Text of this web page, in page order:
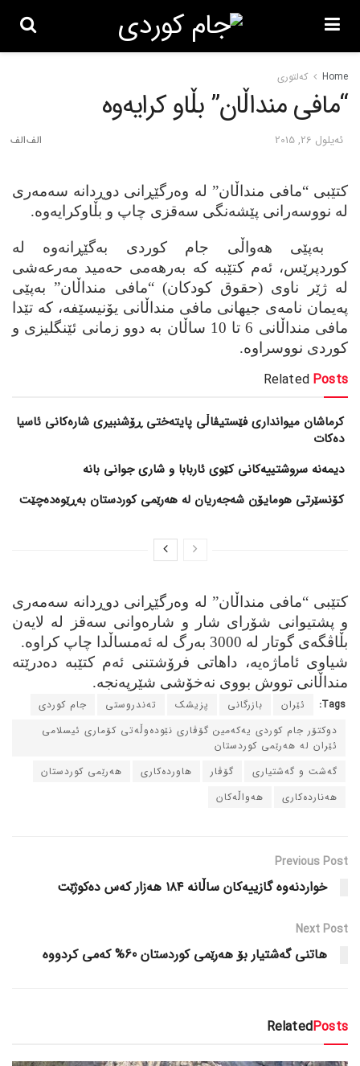
Home کەلتوری
“مافی منداڵان” بڵاو کرایه‌وه‌
ئه‌یلول 26, 2015
کتێبی “مافی منداڵان” له وه‌رگێڕانی دوڕدانه‌ سه‌مه‌ری
له‌ نووسه‌رانی پێشه‌نگی سه‌قزی چاپ و بڵاوکرایه‌وه‌.
به‌پێی هه‌واڵی جام کوردی به‌گێڕانه‌وه‌ له‌
کوردپرێس، ئه‌م کتێبه‌ که‌ به‌رهه‌می حه‌مید مه‌رعه‌شی
له‌ ژێر ناوی (حقوق کودکان) “مافی منداڵان” به‌پێی
په‌یمان نامه‌ی جیهانی مافی منداڵانی یۆنیسێفه‌، که‌ تێدا
مافی منداڵانی 6 تا 10 ساڵان به‌ دوو زمانی ئێنگلیزی و
کوردی نووسراوه‌.
Related Posts
کرماشان میوانداری فێستیڤاڵی پایتەختی ڕۆشنبیری شارەکانی ئاسیا
دەکات
کۆنسێرتی هومایۆن شەجەریان لە هەرێمی کوردستان بەڕێوەدەچێت
کتێبی “مافی منداڵان” له وه‌رگێڕانی دوڕدانه‌ سه‌مه‌ری
و پشتیوانی شۆرای شار و شاره‌وانی سه‌قز له‌ لایه‌ن
بڵاڤگه‌ی گوتار له‌ 3000 به‌رگ له‌ ئه‌مساڵدا چاپ کراوه.
شیاوی ئاماژه‌یه‌، داهاتی فرۆشتنی ئه‌م کتێبه‌ ده‌درێته‌
منداڵانی تووش بووی نه‌خۆشی شێرپه‌نجه‌.
Tags: ئێران بازرگانی پزیشک ته‌ندروستی
جام کوردی
دوکتۆر جام کوردی یه‌که‌مین گۆڤاری نێوده‌وڵه‌تی کۆماری ئیسلامی
ئێران له‌ هه‌رێمی کوردستان
گه‌شت و گه‌شتیاری
گۆڤار هاورده‌کاری
هه‌رێمی کوردستان
هه‌نارده‌کاری
هه‌واڵه‌کان
Previous Post
خواردنەوە گازییەکان ساڵانە ١٨٤ هەزار کەس دەکوژێت
Next Post
هاتنی گه‌شتیار بۆ هه‌رێمی كوردستان 60% كه‌می كردووه
RelatedPosts